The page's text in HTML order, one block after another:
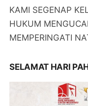
KAMI SEGENAP
HUKUM
MEMPERINGATI
SELAMAT HARI